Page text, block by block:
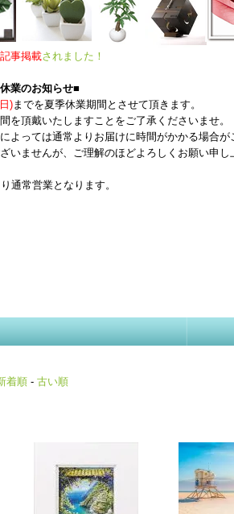
事掲載されました！
業のお知らせ■
)までを夏季休業期間とさせて頂きます。
を頂戴いたしますことをご了承くださいませ。
よっては通常よりお届けに時間がかかる場合が
いませんが、ご理解のほどよろしくお願い申し
通常営業となります。
着順 - 古い順